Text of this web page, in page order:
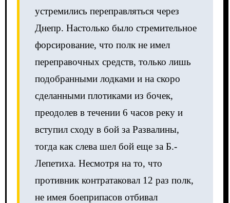
устремились переправляться через
Днепр. Настолько было стремительное
форсирование, что полк не имел
переправочных средств, только лишь
подобранными лодками и на скоро
сделанными плотиками из бочек,
преодолев в течении 6 часов реку и
вступил сходу в бой за Развалины,
тогда как слева шел бой еще за Б.-
Лепетиха. Несмотря на то, что
противник контратаковал 12 раз полк,
не имея боеприпасов отбивал